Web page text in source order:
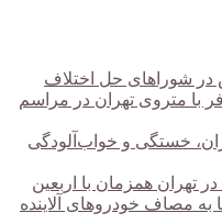
شوراهای حل اختلاف
۷۱۶ هزار مسافر با متروی تهران در مراسم
خستگی و خواب‌آلودگی
به مصاف خودروهای آلاینده